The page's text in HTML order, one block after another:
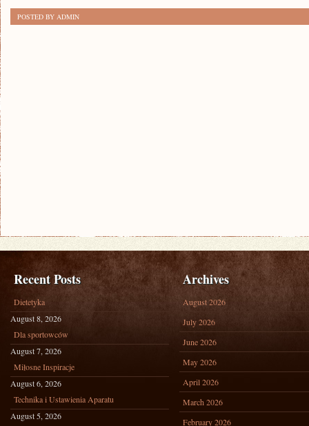
POSTED BY ADMIN
Recent Posts
Dietetyka
August 8, 2026
Dla sportowców
August 7, 2026
Miłosne Inspiracje
August 6, 2026
Technika i Ustawienia Aparatu
August 5, 2026
Archives
August 2026
July 2026
June 2026
May 2026
April 2026
March 2026
February 2026